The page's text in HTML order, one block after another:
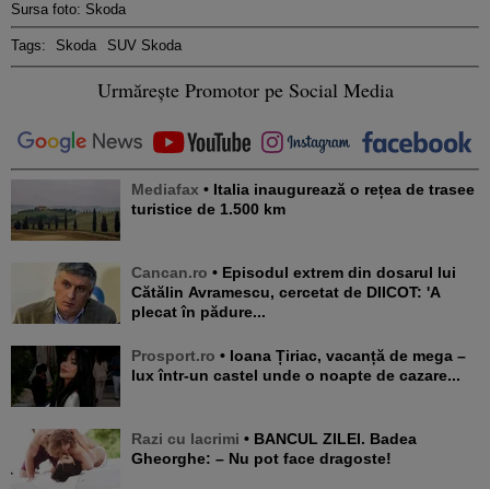
Sursa foto: Skoda
Tags: Skoda SUV Skoda
Urmărește Promotor pe Social Media
Mediafax • Italia inaugurează o rețea de trasee
turistice de 1.500 km
Cancan.ro • Episodul extrem din dosarul lui
Cătălin Avramescu, cercetat de DIICOT: 'A
plecat în pădure...
Prosport.ro • Ioana Țiriac, vacanță de mega –
lux într-un castel unde o noapte de cazare...
Razi cu lacrimi • BANCUL ZILEI. Badea
Gheorghe: – Nu pot face dragoste!